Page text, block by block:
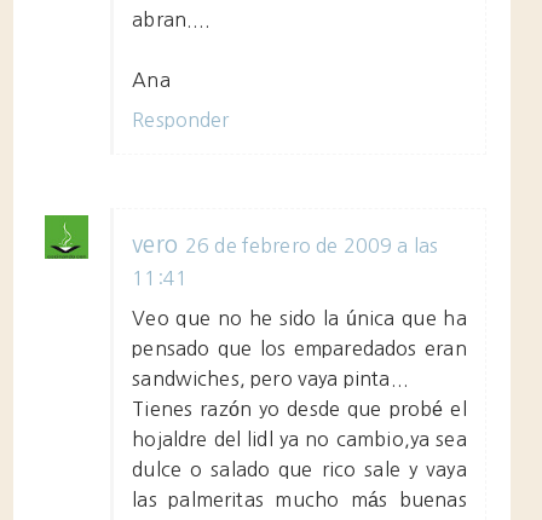
abran....
Ana
Responder
vero 26 de febrero de 2009 a las
11:41
Veo que no he sido la única que ha
pensado que los emparedados eran
sandwiches, pero vaya pinta...
Tienes razón yo desde que probé el
hojaldre del lidl ya no cambio,ya sea
dulce o salado que rico sale y vaya
las palmeritas mucho más buenas